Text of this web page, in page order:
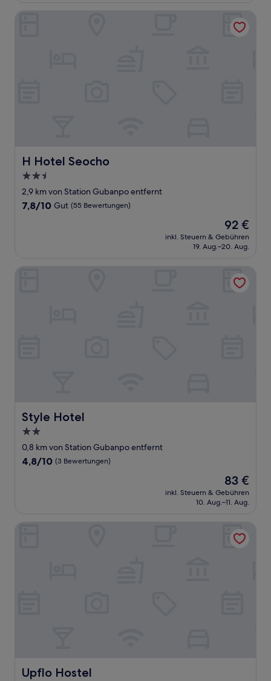
H Hotel Seocho
H Hotel Seocho
2.5-
Sterne-
Unterkunft
2,9 km von Station Gubanpo entfernt
7.8
7,8/10 Gut (55 Bewertungen)
Der
Preis
beträgt
92 €
inkl. Steuern & Gebühren
19. Aug.–20. Aug.
Style Hotel
Style Hotel
2.0-
Sterne-
Unterkunft
0,8 km von Station Gubanpo entfernt
4.8
4,8/10 (3 Bewertungen)
Der
Preis
beträgt
83 €
inkl. Steuern & Gebühren
10. Aug.–11. Aug.
Upflo Hostel
Upflo Hostel